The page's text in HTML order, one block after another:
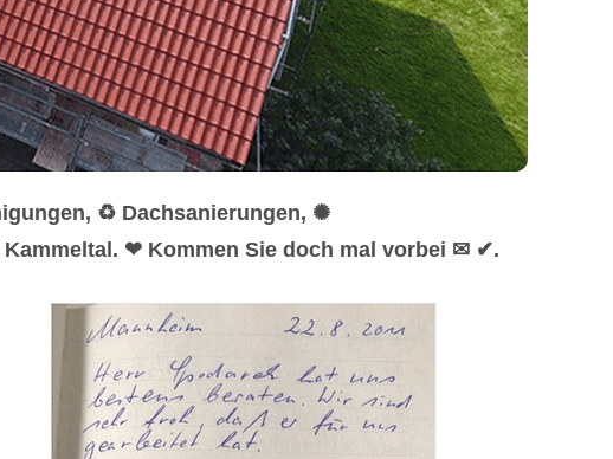
♻ Dachsanierungen, ✺
❤ Kommen Sie doch mal vorbei ✉ ✔.